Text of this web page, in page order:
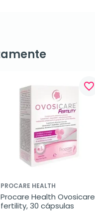
favorite_border
PROCARE HEALTH
Procare Health Ovosicare
fertility, 30 cápsulas